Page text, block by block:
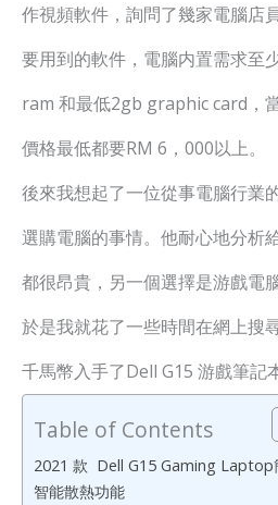
作視頻軟件，詢問了幾家電腦店
要用到的軟件，電腦内置需求至
ram 和最低2gb graphic card，
價格最低都要RM 6，000以上。
後來我想起了一位從事電腦行業
選購電腦的事情。他耐心地分析
都很昂貴，另一個選擇是游戲電
於是我就花了一些時間在網上搜
千馬幣入手了Dell G15 游戲筆記
Table of Contents
2021 款 Dell G15 Gaming Laptop
智能散熱功能